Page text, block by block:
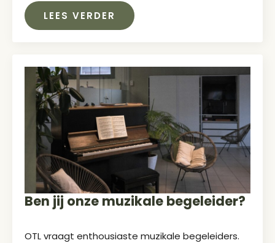
LEES VERDER
Ben jij onze muzikale begeleider?
OTL vraagt enthousiaste muzikale begeleiders.